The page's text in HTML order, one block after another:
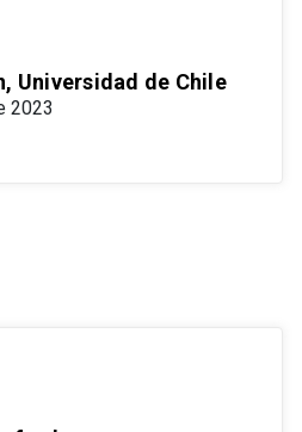
Universidad de Chile
2023